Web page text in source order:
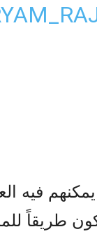
فيه
طريقاً